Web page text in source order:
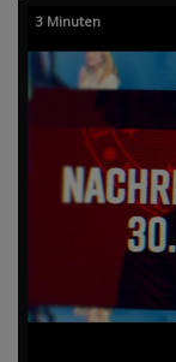
3 Minuten